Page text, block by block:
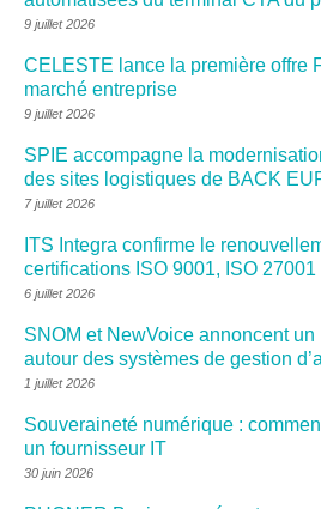
9 juillet 2026
CELESTE lance la première offre
marché entreprise
9 juillet 2026
SPIE accompagne la
des sites logistiques de BACK
7 juillet 2026
ITS Integra confirme le
certifications ISO 9001, ISO 27001
6 juillet 2026
SNOM et NewVoice annoncent
autour des systèmes de gestion
1 juillet 2026
Souveraineté numérique :
un fournisseur IT
30 juin 2026